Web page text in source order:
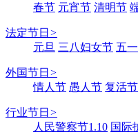
春节 元宵节 清明节
法定节日 >
元旦 三八妇女节 五
外国节日 >
情人节 愚人节 复活节
行业节日 >
人民警察节1.10 国际